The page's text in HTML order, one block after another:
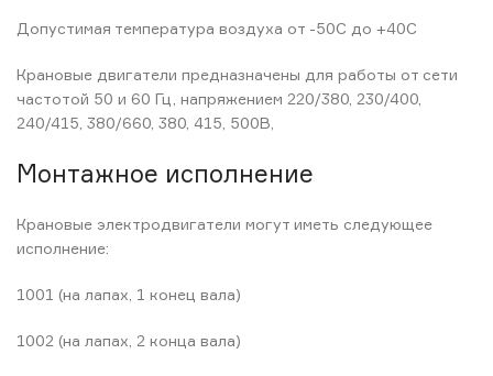
Допустимая температура воздуха от -50С до +40С
Крановые двигатели предназначены для работы от сети
частотой 50 и 60 Гц, напряжением 220/380, 230/400,
240/415, 380/660, 380, 415, 500В,
Монтажное исполнение
Крановые электродвигатели могут иметь следующее
исполнение:
1001 (на лапах, 1 конец вала)
1002 (на лапах, 2 конца вала)